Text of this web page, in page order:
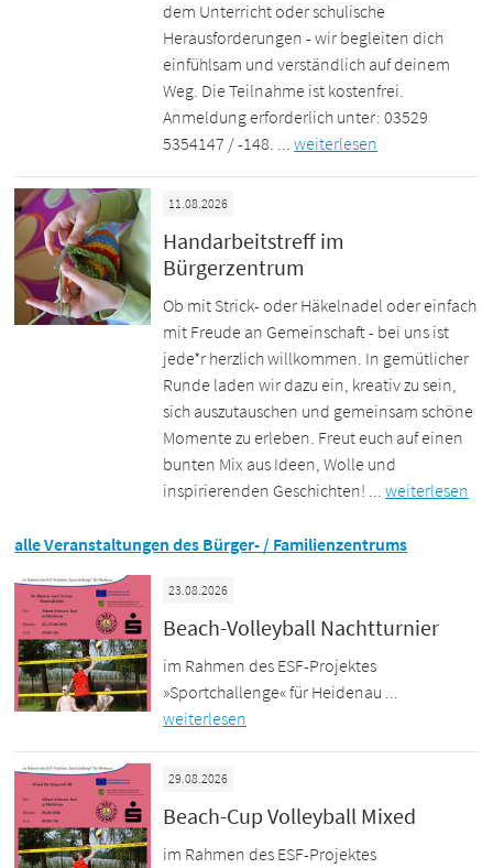
dem Unterricht oder schulische
Herausforderungen - wir begleiten dich
einfühlsam und verständlich auf deinem
Weg. Die Teilnahme ist kostenfrei.
Anmeldung erforderlich unter: 03529
5354147 / -148. ...weiterlesen
11.08.2026
Handarbeitstreff im
Bürgerzentrum
Ob mit Strick- oder Häkelnadel oder einfach
mit Freude an Gemeinschaft - bei uns ist
jede*r herzlich willkommen. In gemütlicher
Runde laden wir dazu ein, kreativ zu sein,
sich auszutauschen und gemeinsam schöne
Momente zu erleben. Freut euch auf einen
bunten Mix aus Ideen, Wolle und
inspirierenden Geschichten! ...weiterlesen
alle Veranstaltungen des Bürger- / Familienzentrums
23.08.2026
Beach-Volleyball Nachtturnier
im Rahmen des ESF-Projektes
»Sportchallenge« für Heidenau ...
weiterlesen
29.08.2026
Beach-Cup Volleyball Mixed
im Rahmen des ESF-Projektes